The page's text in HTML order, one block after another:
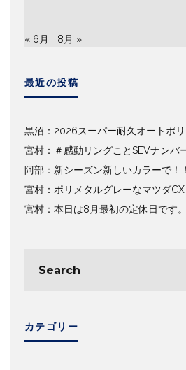
« 6月 8月 »
最近の投稿
黒沼：2026スーパー耐久オートポ
宮村：＃感動リングことSEVナンバ
阿部：新シーズン新しいカラーで！！
宮村：ポリメタルグレーなマツダ
宮村：本日は8月最初の定休日です。
カテゴリー